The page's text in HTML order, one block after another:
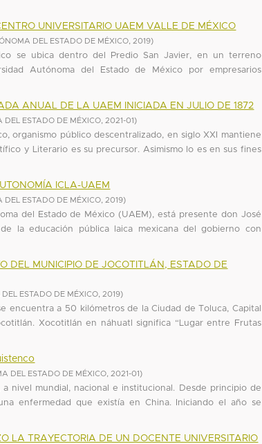
UNIVERSITARIO UAEM VALLE DE MÉXICO
DEL ESTADO DE MÉXICO 2019)
se ubica dentro del Predio San Javier, en un terreno
Autónoma del Estado de México por empresarios
ANUAL DE LA UAEM INICIADA EN JULIO DE 1872
ESTADO DE MÉXICO 2021-01)
organismo público descentralizado, en siglo XXI mantiene
y Literario es su precursor. Asimismo lo es en sus fines
ICLA-UAEM
ESTADO DE MÉXICO 2019)
del Estado de México (UAEM), está presente don José
la educación pública laica mexicana del gobierno con
DEL MUNICIPIO DE JOCOTITLÁN, ESTADO DE
ESTADO DE MÉXICO 2019)
encuentra a 50 kilómetros de la Ciudad de Toluca, Capital
Xocotitlán en náhuatl significa “Lugar entre Frutas
DEL ESTADO DE MÉXICO 2021-01)
nivel mundial, nacional e institucional. Desde principio de
enfermedad que existía en China. Iniciando el año se
LA TRAYECTORIA DE UN DOCENTE UNIVERSITARIO